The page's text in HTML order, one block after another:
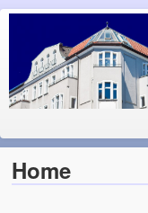
Fenster und
Energiesparen mit
Home
Fenster
Home